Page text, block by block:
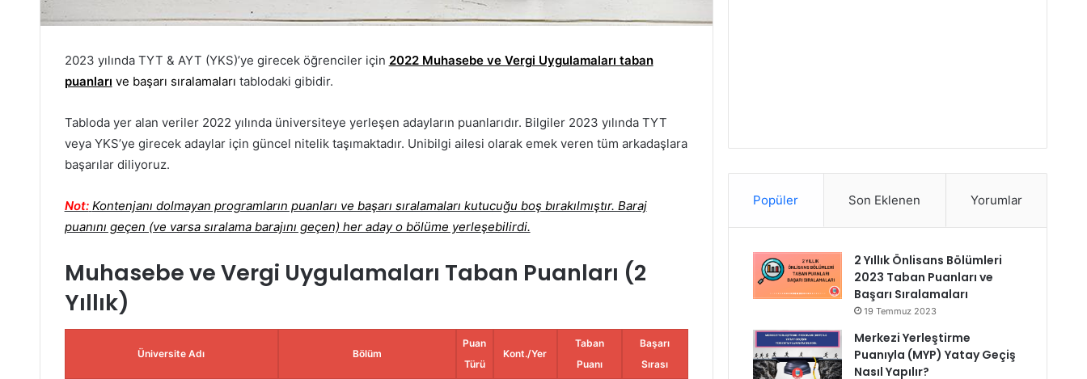
2023 yılında TYT & AYT (YKS)’ye girecek öğrenciler için 2022 Muhasebe ve Vergi Uygulamaları taban
puanları ve başarı sıralamaları tablodaki gibidir.
Tabloda yer alan veriler 2022 yılında üniversiteye yerleşen adayların puanlarıdır. Bilgiler 2023 yılında TYT
veya YKS’ye girecek adaylar için güncel nitelik taşımaktadır. Unibilgi ailesi olarak emek veren tüm arkadaşlara
başarılar diliyoruz.
Not: Kontenjanı dolmayan programların puanları ve başarı sıralamaları kutucuğu boş bırakılmıştır. Baraj
puanını geçen (ve varsa sıralama barajını geçen) her aday o bölüme yerleşebilirdi.
Muhasebe ve Vergi Uygulamaları Taban Puanları (2
Yıllık)
Üniversite Adı Bölüm
Puan
Türü
Kont./Yer
Taban
Puanı
Başarı
Sırası
Popüler Son Eklenen Yorumlar
2 Yıllık Önlisans Bölümleri
2023 Taban Puanları ve
Başarı Sıralamaları
19 Temmuz 2023
Merkezi Yerleştirme
Puanıyla (MYP) Yatay Geçiş
Nasıl Yapılır?